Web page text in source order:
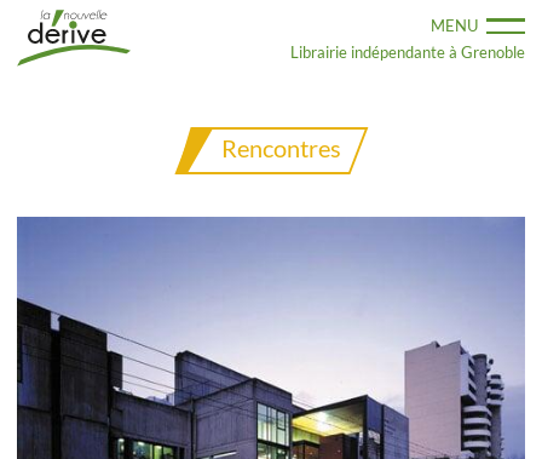
contenu
principal
Librairie indépendante à Grenoble
MENU
Rencontres